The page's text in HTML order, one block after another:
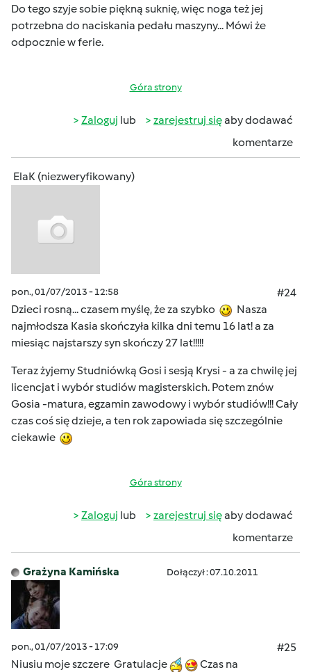
Do tego szyje sobie piękną suknię, więc noga też jej
potrzebna do naciskania pedału maszyny... Mówi że
odpocznie w ferie.
Góra strony
Zaloguj lub zarejestruj sięaby dodawać
komentarze
ElaK (niezweryfikowany)
pon., 01/07/2013 - 12:58
#24
Dzieci rosną... czasem myślę, że za szybko
Nasza
najmłodsza Kasia skończyła kilka dni temu 16 lat! a za
miesiąc najstarszy syn skończy 27 lat!!!!!
Teraz żyjemy Studniówką Gosi i sesją Krysi - a za chwilę jej
licencjat i wybór studiów magisterskich. Potem znów
Gosia -matura, egzamin zawodowy i wybór studiów!!! Cały
czas coś się dzieje, a ten rok zapowiada się szczególnie
ciekawie
Góra strony
Zaloguj lub zarejestruj sięaby dodawać
komentarze
Grażyna Kamińska Dołączył : 07.10.2011
pon., 01/07/2013 - 17:09
#25
Niusiu moje szczere Gratulacje
Czas na